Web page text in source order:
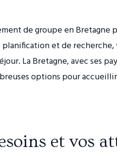
de groupe en Bretagne
planification et de
La Bretagne, avec ses
options pour
et vos